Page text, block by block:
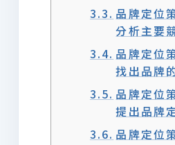
品牌定位
分析主要
品牌定位
找出品牌
品牌定位
提出品牌
品牌定位